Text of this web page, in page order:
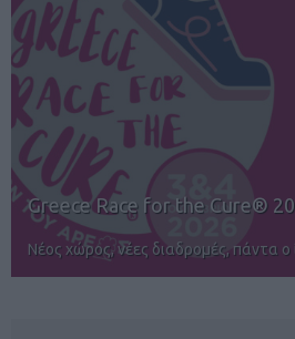
12ος TUI Rhodes Marathon:
Αγώνες για όλους στην Ρόδο